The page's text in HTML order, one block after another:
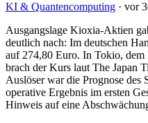
KI & Quantencomputing · vor
Ausgangslage Kioxia-Aktien
deutlich nach: Im deutschen
auf 274,80 Euro. In Tokio, dem
brach der Kurs laut The Japan
Auslöser war die Prognose des
operative Ergebnis im ersten
Hinweis auf eine